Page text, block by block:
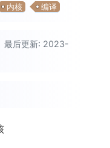
内核 编译
最后更新: 2023-